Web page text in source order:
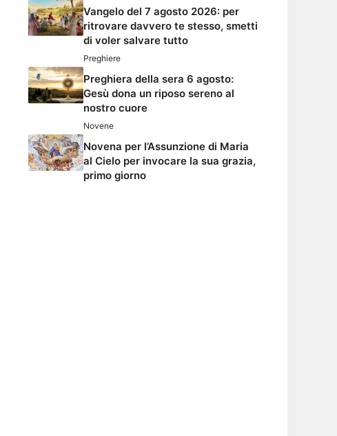
Vangelo del 7 agosto 2026: per
ritrovare davvero te stesso, smetti
di voler salvare tutto
Preghiere
Preghiera della sera 6 agosto:
Gesù dona un riposo sereno al
nostro cuore
Novene
Novena per l’Assunzione di Maria
al Cielo per invocare la sua grazia,
primo giorno